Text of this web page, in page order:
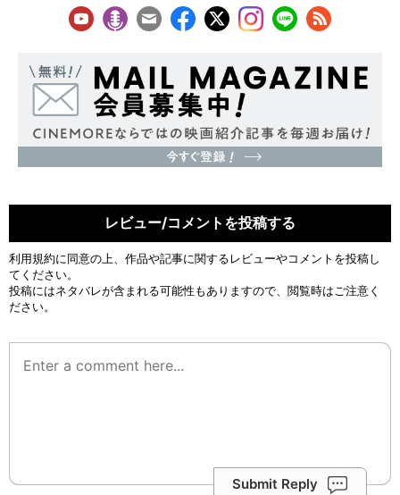
レビュー/コメントを投稿する
利用規約に同意の上、作品や記事に関するレビューやコメントを投稿し
てください。
投稿にはネタバレが含まれる可能性もありますので、閲覧時はご注意く
ださい。
Submit Reply